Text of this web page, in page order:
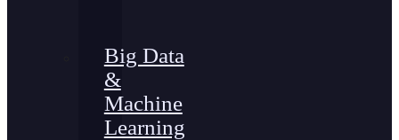
Big Data
&
Machine
Learning